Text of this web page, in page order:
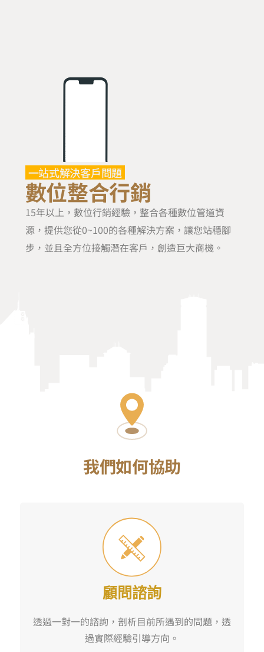
一站式解決客戶問題
數位整合行銷
15年以上，數位行銷經驗，整合各種數位管道資
源，提供您從0~100的各種解決方案，讓您站穩腳
步，並且全方位接觸潛在客戶，創造巨大商機。
我們如何協助
顧問諮詢
透過一對一的諮詢，剖析目前所遇到的問題，透
過實際經驗引導方向。